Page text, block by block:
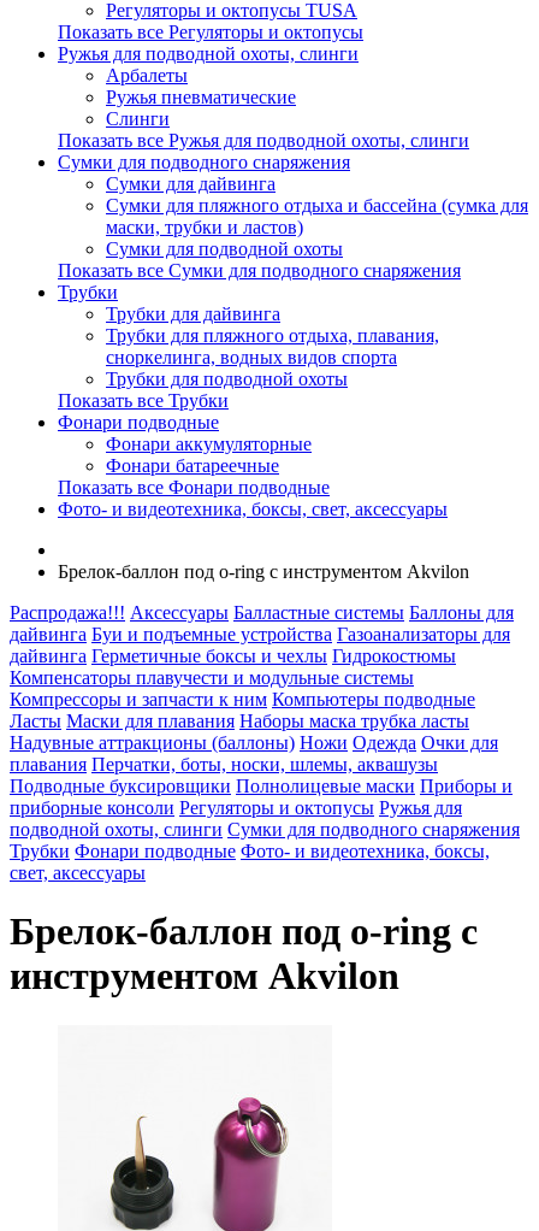
Регуляторы и октопусы TUSA
Показать все Регуляторы и октопусы
Ружья для подводной охоты, слинги
Арбалеты
Ружья пневматические
Слинги
Показать все Ружья для подводной охоты, слинги
Сумки для подводного снаряжения
Сумки для дайвинга
Сумки для пляжного отдыха и бассейна (сумка для
маски, трубки и ластов)
Сумки для подводной охоты
Показать все Сумки для подводного снаряжения
Трубки
Трубки для дайвинга
Трубки для пляжного отдыха, плавания,
сноркелинга, водных видов спорта
Трубки для подводной охоты
Показать все Трубки
Фонари подводные
Фонари аккумуляторные
Фонари батареечные
Показать все Фонари подводные
Фото- и видеотехника, боксы, свет, аксессуары
Брелок-баллон под o-ring с инструментом Akvilon
Распродажа!!! Аксессуары Балластные системы Баллоны для
дайвинга Буи и подъемные устройства Газоанализаторы для
дайвинга Герметичные боксы и чехлы Гидрокостюмы
Компенсаторы плавучести и модульные системы
Компрессоры и запчасти к ним Компьютеры подводные
Ласты Маски для плавания Наборы маска трубка ласты
Надувные аттракционы (баллоны) Ножи Одежда Очки для
плавания Перчатки, боты, носки, шлемы, аквашузы
Подводные буксировщики Полнолицевые маски Приборы и
приборные консоли Регуляторы и октопусы Ружья для
подводной охоты, слинги Сумки для подводного снаряжения
Трубки Фонари подводные Фото- и видеотехника, боксы,
свет, аксессуары
Брелок-баллон под o-ring с
инструментом Akvilon